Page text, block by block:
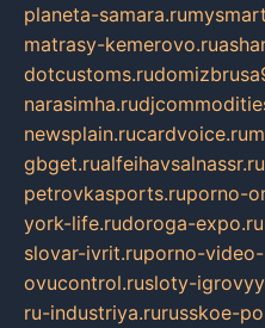
planeta-samara.ru
matrasy-kemerovo.ru
dotcustoms.ru
narasimha.ru
newsplain.rucardvoice.ru
gbget.rualfeihavsalnassr.ru
petrovkasports.ruporno-
york-life.rudoroga-expo.ru
slovar-ivrit.ruporno-
ovucontrol.rusloty-
ru-industriya.rurusskoe-